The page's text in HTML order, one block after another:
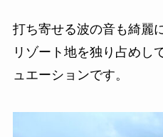
打ち寄せる波の音も綺麗
リゾート地を独り占めし
ュエーションです。